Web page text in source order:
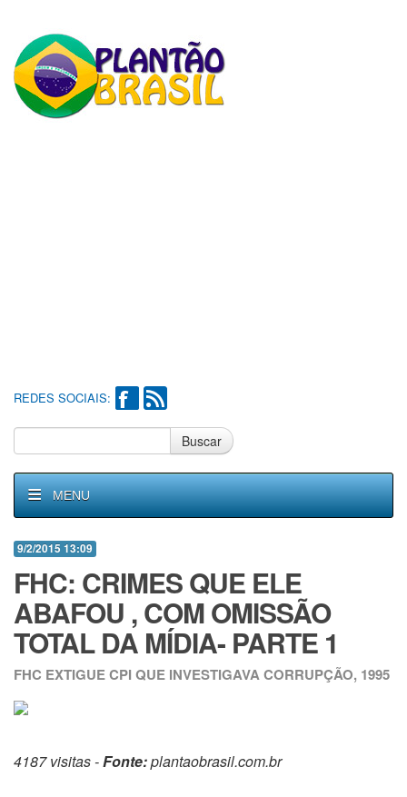
REDES SOCIAIS:
Buscar
MENU
9/2/2015 13:09
FHC: CRIMES QUE ELE
ABAFOU , COM OMISSÃO
TOTAL DA MÍDIA- PARTE 1
FHC EXTIGUE CPI QUE INVESTIGAVA CORRUPÇÃO, 1995
4187 visitas -Fonte:plantaobrasil.com.br